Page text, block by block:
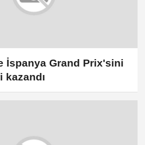
İspanya Grand Prix'sini
kazandı